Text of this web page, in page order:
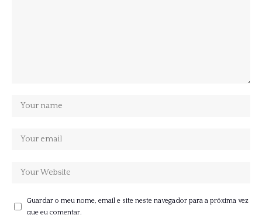
Guardar o meu nome, email e site neste navegador para a próxima vez
que eu comentar.